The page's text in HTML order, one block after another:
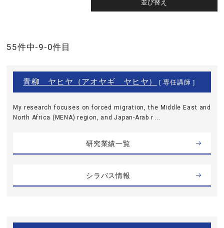
55件中-9-0件目
青柳 ヤヒヤ（アオヤギ ヤヒヤ） [ 専任講師 ]
My research focuses on forced migration, the Middle East and
North Africa (MENA) region, and Japan-Arab r ...
研究業績一覧
シラバス情報